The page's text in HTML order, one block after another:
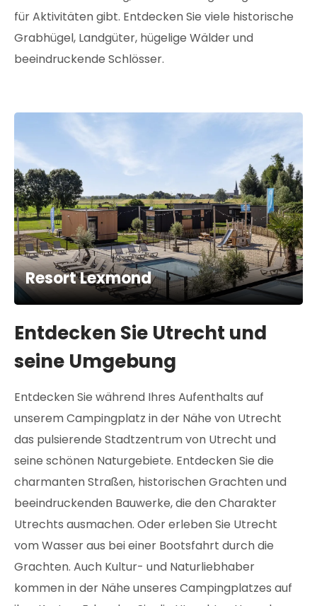
für Aktivitäten gibt. Entdecken Sie viele historische
Grabhügel, Landgüter, hügelige Wälder und
beeindruckende Schlösser.
Resort Lexmond
Entdecken Sie Utrecht und
seine Umgebung
Entdecken Sie während Ihres Aufenthalts auf
unserem Campingplatz in der Nähe von Utrecht
das pulsierende Stadtzentrum von Utrecht und
seine schönen Naturgebiete. Entdecken Sie die
charmanten Straßen, historischen Grachten und
beeindruckenden Bauwerke, die den Charakter
Utrechts ausmachen. Oder erleben Sie Utrecht
vom Wasser aus bei einer Bootsfahrt durch die
Grachten. Auch Kultur- und Naturliebhaber
kommen in der Nähe unseres Campingplatzes auf